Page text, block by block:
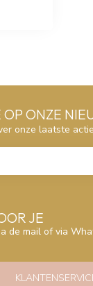
JE
de mail of via
ONZE
onze laatste